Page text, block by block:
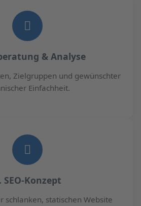
& Analyse
Zielgruppen und gewünschter
Einfachheit.
SEO-Konzept
schlanken, statischen Website